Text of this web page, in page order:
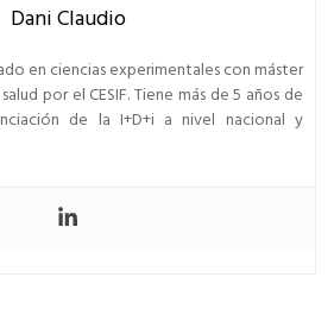
Dani Claudio
en ciencias experimentales con máster
por el CESIF. Tiene más de 5 años de
de la I+D+i a nivel nacional y